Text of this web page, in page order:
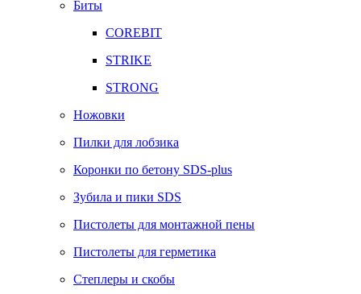
Биты
COREBIT
STRIKE
STRONG
Ножовки
Пилки для лобзика
Коронки по бетону SDS-plus
Зубила и пики SDS
Пистолеты для монтажной пены
Пистолеты для герметика
Степлеры и скобы